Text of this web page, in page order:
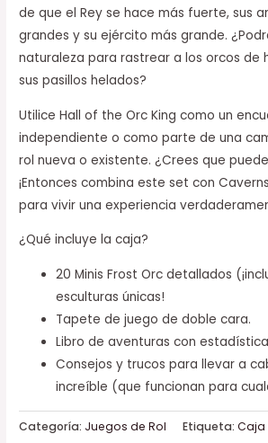
de que el Rey se hace más fuerte, sus
grandes y su ejército más grande.
naturaleza para rastrear a los orcos de
sus pasillos helados?
Utilice Hall of the Orc King como un
independiente o como parte de una
rol nueva o existente. ¿Crees que
¡Entonces combina este set con
para vivir una experiencia
¿Qué incluye la caja?
20 Minis Frost Orc detallados
esculturas únicas!
Tapete de juego de doble cara.
Libro de aventuras con
Consejos y trucos para llevar a
increíble (que funcionan para
Categoría: Juegos de Rol Etiqueta:Caja